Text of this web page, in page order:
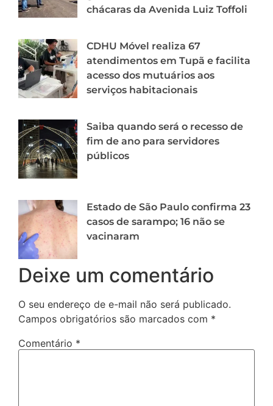
chácaras da Avenida Luiz Toffoli
CDHU Móvel realiza 67
atendimentos em Tupã e facilita
acesso dos mutuários aos
serviços habitacionais
Saiba quando será o recesso de
fim de ano para servidores
públicos
Estado de São Paulo confirma 23
casos de sarampo; 16 não se
vacinaram
Deixe um comentário
O seu endereço de e-mail não será publicado.
Campos obrigatórios são marcados com *
Comentário *